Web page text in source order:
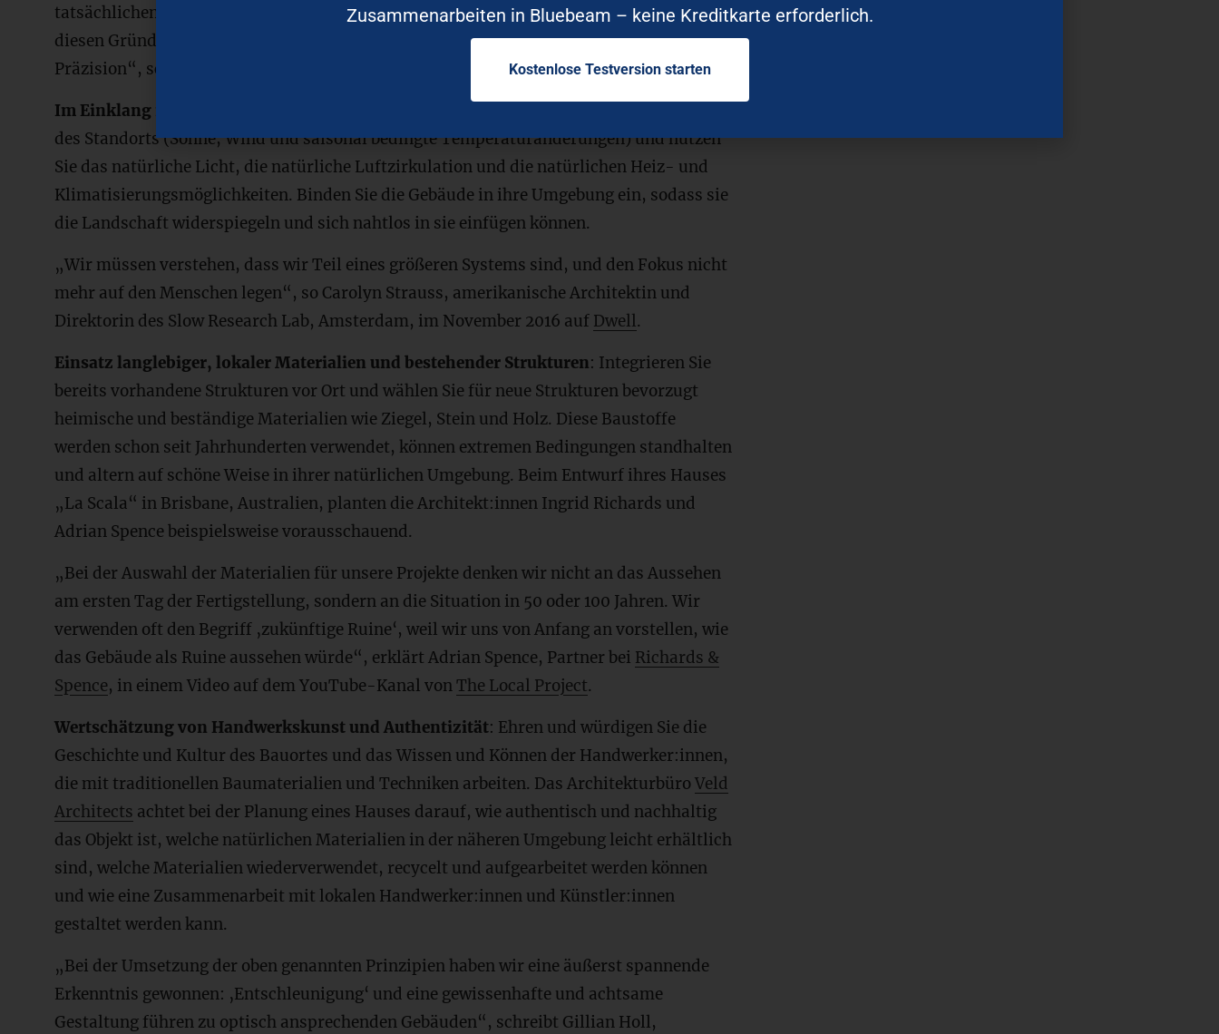
tatsächlichen Gegebenheiten entsprechen selten den Entwürfen auf dem Papier. Aus
diesen Gründen bevorzuge ich Flexibilität und Ungenauigkeit gegenüber absoluter
Präzision“, schreibt
, Leiterin des Architekturbüros Anupama Kundoo.
Im Einklang mit der Umwelt
des Standorts (Sonne, Wind und saisonal bedingte Temperaturänderungen) und nutzen
Sie das natürliche Licht, die natürliche Luftzirkulation und die natürlichen Heiz- und
Klimatisierungsmöglichkeiten. Binden Sie die Gebäude in ihre Umgebung ein, sodass sie
die Landschaft widerspiegeln und sich nahtlos in sie einfügen können.
„Wir müssen verstehen, dass wir Teil eines größeren Systems sind, und den Fokus nicht
mehr auf den Menschen legen“, so Carolyn Strauss, amerikanische Architektin und
Direktorin des Slow Research Lab, Amsterdam, im November 2016 auf Dwell.
Einsatz langlebiger, lokaler Materialien und bestehender Strukturen: Integrieren Sie
bereits vorhandene Strukturen vor Ort und wählen Sie für neue Strukturen bevorzugt
heimische und beständige Materialien wie Ziegel, Stein und Holz. Diese Baustoffe
werden schon seit Jahrhunderten verwendet, können extremen Bedingungen standhalten
und altern auf schöne Weise in ihrer natürlichen Umgebung. Beim Entwurf ihres Hauses
„La Scala“ in Brisbane, Australien, planten die Architekt:innen Ingrid Richards und
Adrian Spence beispielsweise vorausschauend.
„Bei der Auswahl der Materialien für unsere Projekte denken wir nicht an das Aussehen
am ersten Tag der Fertigstellung, sondern an die Situation in 50 oder 100 Jahren. Wir
verwenden oft den Begriff ‚zukünftige Ruine‘, weil wir uns von Anfang an vorstellen, wie
das Gebäude als Ruine aussehen würde“, erklärt Adrian Spence, Partner bei Richards &
Spence, in einem Video auf dem YouTube-Kanal vonThe Local Project.
Wertschätzung von Handwerkskunst und Authentizität: Ehren und würdigen Sie die
Geschichte und Kultur des Bauortes und das Wissen und Können der Handwerker:innen,
die mit traditionellen Baumaterialien und Techniken arbeiten. Das Architekturbüro Veld
Architects achtet bei der Planung eines Hauses darauf, wie authentisch und nachhaltig
das Objekt ist, welche natürlichen Materialien in der näheren Umgebung leicht erhältlich
sind, welche Materialien wiederverwendet, recycelt und aufgearbeitet werden können
und wie eine Zusammenarbeit mit lokalen Handwerker:innen und Künstler:innen
gestaltet werden kann.
„Bei der Umsetzung der oben genannten Prinzipien haben wir eine äußerst spannende
Erkenntnis gewonnen: ‚Entschleunigung‘ und eine gewissenhafte und achtsame
Gestaltung führen zu optisch ansprechenden Gebäuden“, schreibt Gillian Holl,
Zusammenarbeiten in Bluebeam – keine Kreditkarte erforderlich.
Kostenlose Testversion starten